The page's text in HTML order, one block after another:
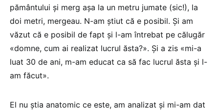
pământului și merg așa la un metru jumate (sic!), la
doi metri, mergeau. N-am știut că e posibil. Și am
văzut că e posibil de fapt și l-am întrebat pe călugăr
«domne, cum ai realizat lucrul ăsta?». Și a zis «mi-a
luat 30 de ani, m-am educat ca să fac lucrul ăsta și l-
am făcut».
El nu știa anatomic ce este, am analizat și mi-am dat